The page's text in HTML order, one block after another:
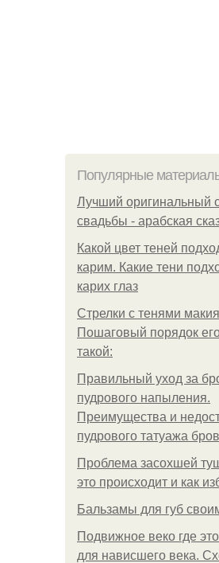
Популярные
Лучший оригинальный
свадьбы - арабская
Какой цвет теней
карим. Какие тени
карих глаз
Стрелки с тенями
Пошаговый порядок
такой:
Правильный уход за
пудрового напыления.
Преимущества и
пудрового татуажа
Проблема засохшей
это происходит и как
Бальзамы для губ
Подвижное веко где
для нависшего века.